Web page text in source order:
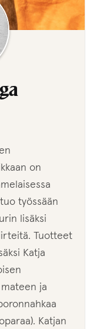
on
työssään
lisäksi
Tuotteet
Katja
ja
Katjan